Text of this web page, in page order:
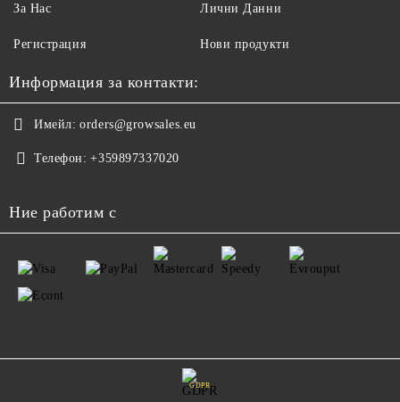
За Нас
Регистрация
Лични Данни
Нови продукти
Информация за контакти:
Имейл: orders@growsales.eu
Телефон: +359897337020
Ние работим с
GDPR